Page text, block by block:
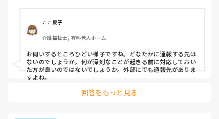
失禁した衣類も大量にバケツにつけおきのまま放置。
前日の夕食むせ込みあっただけの申し送りで退勤した遅番
ᕦ(ò_óˇ)ᕤ夜間熱発と咳凄くて訪看に連絡する事になり、誤
嚥性肺炎だったんだけどᕦ(ò_óˇ)ᕤ
お花畑管理者が全ての元凶ではある事は間違いない。
部下までお花畑とかマジでやってないᕦ(ò_óˇ)ᕤ
居室対応の利用者さん食事介助したの遅番かな⁇
口の周り汚ない、パッド見てないからオムツまで交換、
ボン履かせないのは何故⁇
ここ夏子
介護福祉士, 有料老人ホーム
お伺いするところひどい様子ですね。どなたかに通報する先は
ないのでしょうか。何が深刻なことが起きる前に対応しておい
た方が良いのではないでしょうか。外部にでも通報先がありま
すよね。
回答をもっと見る